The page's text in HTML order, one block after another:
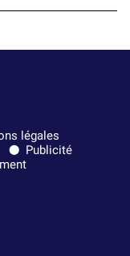
légales
Publicité